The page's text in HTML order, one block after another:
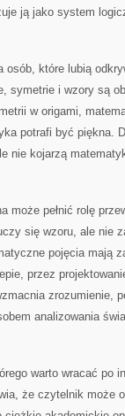
ją jako system
osób, które lubią
symetrie i wzory są
w origami,
potrafi być piękna.
nie kojarzą
może pełnić rolę
się wzoru, ale nie
pojęcia mają
przez
zrozumienie,
analizowania
warto wracać po
że czytelnik może